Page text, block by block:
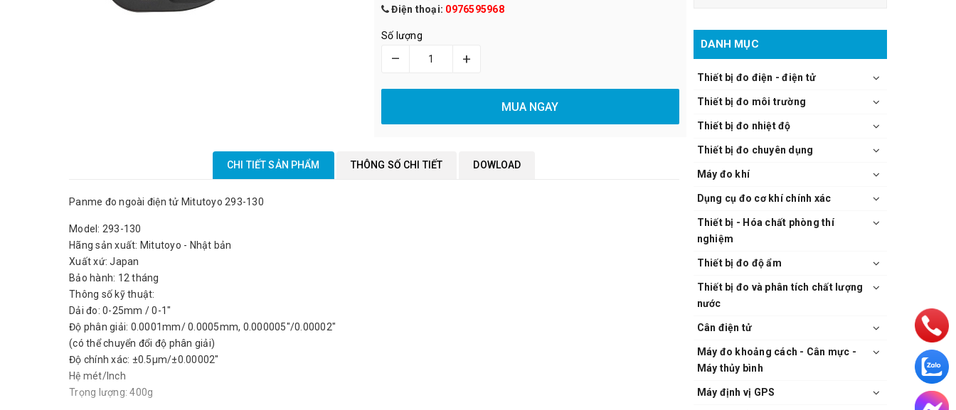
Điện thoại: 0976595968
Số lượng
– +
MUA NGAY
CHI TIẾT SẢN PHẨM THÔNG SỐ CHI TIẾT DOWLOAD
Panme đo ngoài điện tử Mitutoyo 293-130
Model: 293-130
Hãng sản xuất: Mitutoyo - Nhật bản
Xuất xứ: Japan
Bảo hành: 12 tháng
Thông số kỹ thuật:
Dải đo: 0-25mm / 0-1"
Độ phân giải: 0.0001mm/ 0.0005mm, 0.000005"/0.00002"
(có thể chuyển đổi độ phân giải)
Độ chính xác: ±0.5μm/±0.00002"
Hệ mét/Inch
Trọng lượng: 400g
DANH MỤC
Thiết bị đo điện - điện tử
Thiết bị đo môi trường
Thiết bị đo nhiệt độ
Thiết bị đo chuyên dụng
Máy đo khí
Dụng cụ đo cơ khí chính xác
Thiết bị - Hóa chất phòng thí
nghiệm
Thiết bị đo độ ẩm
Thiết bị đo và phân tích chất lượng
nước
Cân điện tử
Máy đo khoảng cách - Cân mực -
Máy thủy bình
Máy định vị GPS